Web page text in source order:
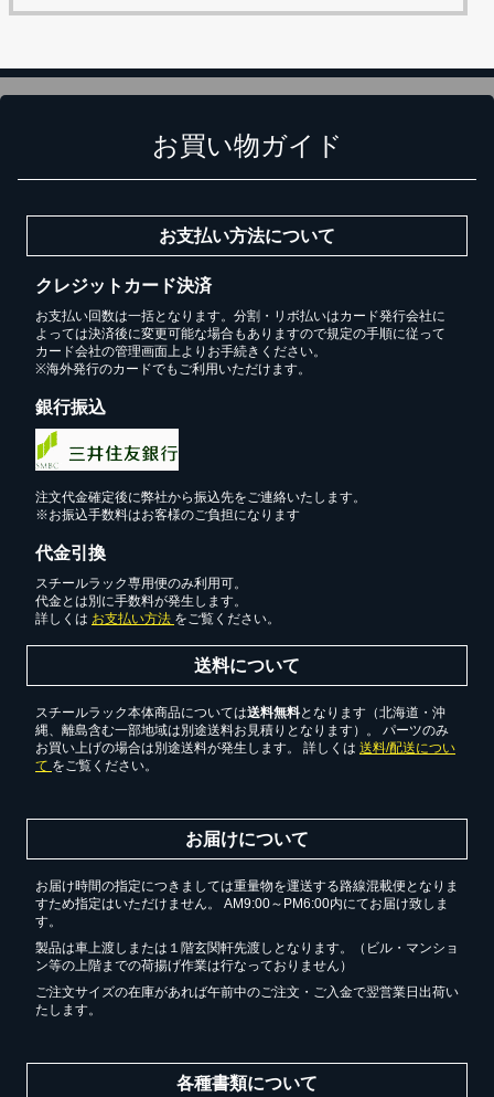
お買い物ガイド
お支払い方法について
クレジットカード決済
お支払い回数は一括となります。分割・リボ払いはカード発行会社に
よっては決済後に変更可能な場合もありますので規定の手順に従って
カード会社の管理画面上よりお手続きください。
※海外発行のカードでもご利用いただけます。
銀行振込
注文代金確定後に弊社から振込先をご連絡いたします。
※お振込手数料はお客様のご負担になります
代金引換
スチールラック専用便のみ利用可。
代金とは別に手数料が発生します。
詳しくは お支払い方法 をご覧ください。
送料について
スチールラック本体商品については送料無料となります（北海道・沖
縄、離島含む一部地域は別途送料お見積りとなります）。 パーツのみ
お買い上げの場合は別途送料が発生します。 詳しくは 送料/配送につい
て をご覧ください。
お届けについて
お届け時間の指定につきましては重量物を運送する路線混載便となりま
すため指定はいただけません。 AM9:00～PM6:00内にてお届け致しま
す。
製品は車上渡しまたは１階玄関軒先渡しとなります。（ビル・マンショ
ン等の上階までの荷揚げ作業は行なっておりません）
ご注文サイズの在庫があれば午前中のご注文・ご入金で翌営業日出荷い
たします。
各種書類について
カートに追加しました。
スチールラック3台以上の場合、見積書にてお値引き保証い
たします！
1台でも大量導入でも無料お見積・ご注文を受け付けており
ます(安心保証付き)
カートへ進む